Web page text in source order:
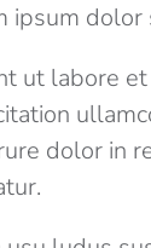
ut labore
dolor in